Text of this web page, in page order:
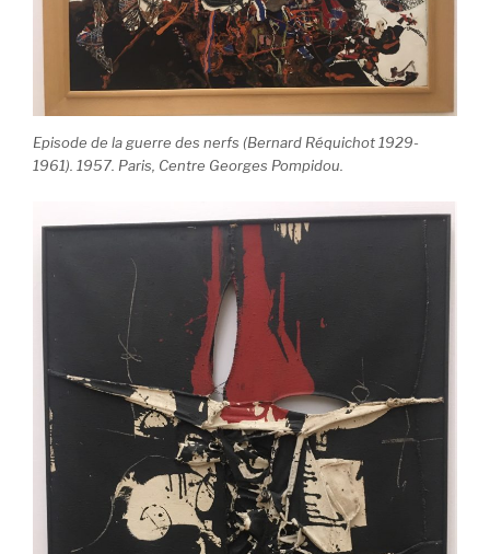
Episode de la guerre des nerfs (Bernard Réquichot 1929-
1961). 1957. Paris, Centre Georges Pompidou.